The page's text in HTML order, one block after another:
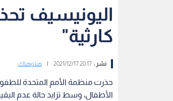
اليونيسيف
كارثية"
نشر :20:17 2021/12/17 هنا وهناك
حذرت منظمة الأمم المتحدة
الأطفال، وسط تزايد حالة عدم